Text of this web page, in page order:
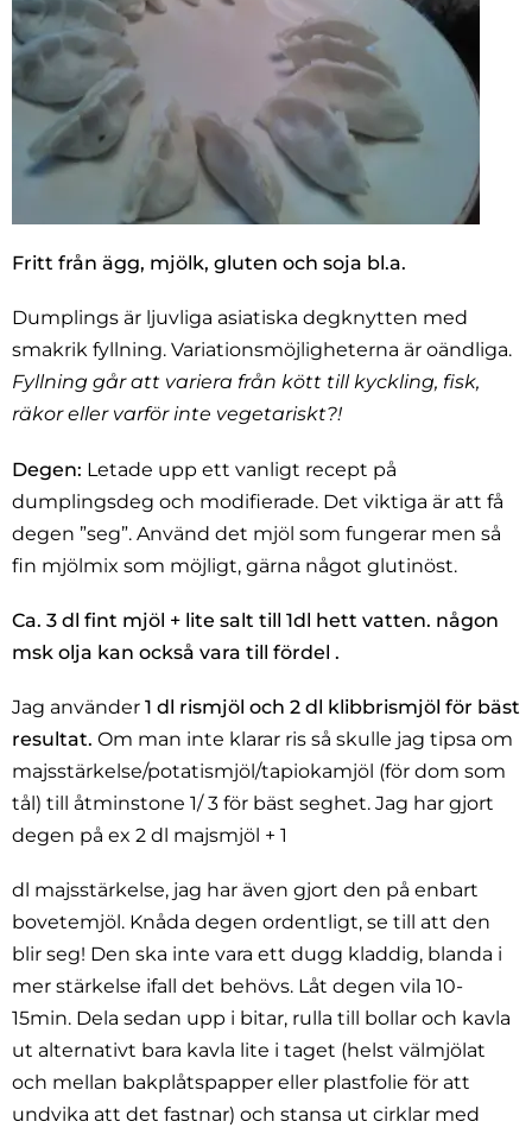
Fritt från ägg, mjölk, gluten och soja bl.a.
Dumplings är ljuvliga asiatiska degknytten med
smakrik fyllning. Variationsmöjligheterna är oändliga.
Fyllning går att variera från kött till kyckling, fisk,
räkor eller varför inte vegetariskt?!
Degen: Letade upp ett vanligt recept på
dumplingsdeg och modifierade. Det viktiga är att få
degen ”seg”. Använd det mjöl som fungerar men så
fin mjölmix som möjligt, gärna något glutinöst.
Ca. 3 dl fint mjöl + lite salt till 1dl hett vatten. någon
msk olja kan också vara till fördel .
Jag använder 1 dl rismjöl och 2 dl klibbrismjöl för bäst
resultat. Om man inte klarar ris så skulle jag tipsa om
majsstärkelse/potatismjöl/tapiokamjöl (för dom som
tål) till åtminstone 1/ 3 för bäst seghet. Jag har gjort
degen på ex 2 dl majsmjöl + 1
dl majsstärkelse, jag har även gjort den på enbart
bovetemjöl. Knåda degen ordentligt, se till att den
blir seg! Den ska inte vara ett dugg kladdig, blanda i
mer stärkelse ifall det behövs. Låt degen vila 10-
15min. Dela sedan upp i bitar, rulla till bollar och kavla
ut alternativt bara kavla lite i taget (helst välmjölat
och mellan bakplåtspapper eller plastfolie för att
undvika att det fastnar) och stansa ut cirklar med